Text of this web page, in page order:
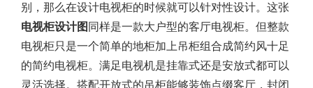
别，那么在设计电视柜的时候就可以针对性设计。这张
电视柜设计图 同样是一款大户型的客厅电视柜。但整款
电视柜只是一个简单的地柜加上吊柜组合成简约风十足
的简约电视柜。满足电视机是挂靠式还是安放式都可以
灵活选择。搭配开放式的吊柜能够装饰点缀客厅，封闭